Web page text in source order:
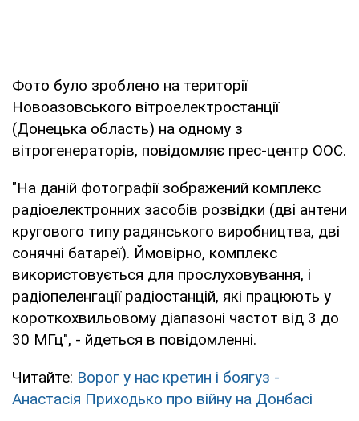
Фото було зроблено на території
Новоазовського вітроелектростанції
(Донецька область) на одному з
вітрогенераторів, повідомляє прес-центр ООС.
"На даній фотографії зображений комплекс
радіоелектронних засобів розвідки (дві антени
кругового типу радянського виробництва, дві
сонячні батареї). Ймовірно, комплекс
використовується для прослуховування, і
радіопеленгації радіостанцій, які працюють у
короткохвильовому діапазоні частот від 3 до
30 МГц", - йдеться в повідомленні.
Читайте: Ворог у нас кретин і боягуз -
Анастасія Приходько про війну на Донбасі